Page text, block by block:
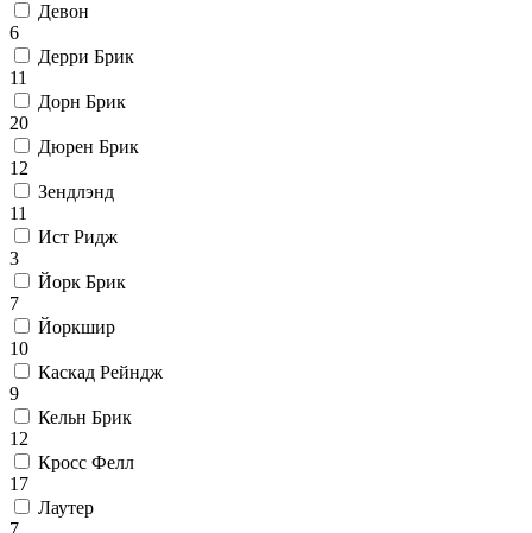
Девон
6
Дерри Брик
11
Дорн Брик
20
Дюрен Брик
12
Зендлэнд
11
Ист Ридж
3
Йорк Брик
7
Йоркшир
10
Каскад Рейндж
9
Кельн Брик
12
Кросс Фелл
17
Лаутер
7